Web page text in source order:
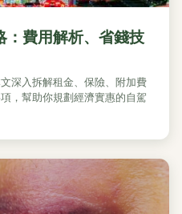
：費用解析、省錢技
深入拆解租金、保險、附加費
，幫助你規劃經濟實惠的自駕